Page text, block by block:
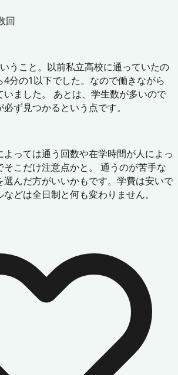
回
うこと。以前私立高校に通っていたの
4分の1以下でした。なので働きながら
いました。 あとは、学生数が多いので
ず見つかるという点です。
っては通う回数や在学時間が人によっ
こだけ注意点かと。 通うのが苦手な
選んだ方がいいかもです。学費は安いで
どは全日制と何も変わりません。